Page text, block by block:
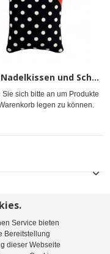
Prym Nadelkissen und Schere PolkaDots schwarz/weiß
Sie sich bitte an um Produkte
legen zu können.
Suche
Service bieten
Bereitstellung
dieser Webseite